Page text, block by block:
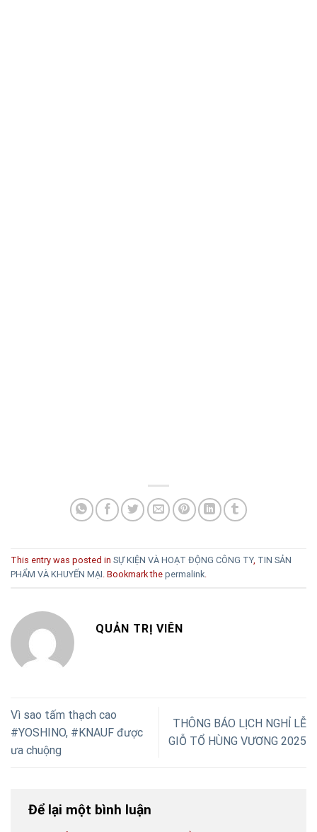
This entry was posted in SỰ KIỆN VÀ HOẠT ĐỘNG CÔNG TY, TIN SẢN
PHẨM VÀ KHUYẾN MẠI . Bookmark the permalink
QUẢN TRỊ VIÊN
Vì sao tấm thạch cao
#YOSHINO, #KNAUF được
ưa chuộng
THÔNG BÁO LỊCH NGHỈ LỄ
GIỖ TỔ HÙNG VƯƠNG 2025
Để lại một bình luận